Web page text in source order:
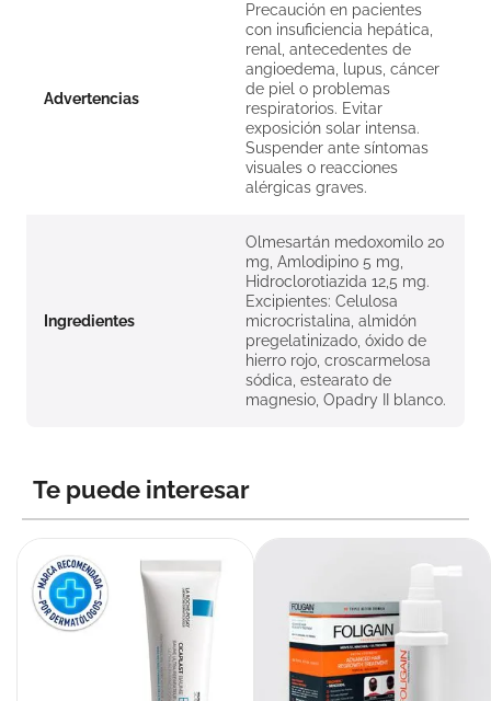
Advertencias
Precaución en pacientes
con insuficiencia hepática,
renal, antecedentes de
angioedema, lupus, cáncer
de piel o problemas
respiratorios. Evitar
exposición solar intensa.
Suspender ante síntomas
visuales o reacciones
alérgicas graves.
Ingredientes
Olmesartán medoxomilo 20
mg, Amlodipino 5 mg,
Hidroclorotiazida 12,5 mg.
Excipientes: Celulosa
microcristalina, almidón
pregelatinizado, óxido de
hierro rojo, croscarmelosa
sódica, estearato de
magnesio, Opadry II blanco.
Te puede interesar